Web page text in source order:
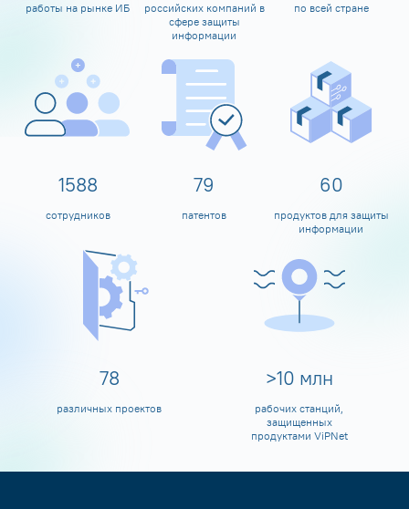
работы на рынке ИБ
российских компаний в
сфере защиты
информации
по всей стране
1600
сотрудников
80
патентов
60
продуктов для защиты
информации
80
различных проектов
>10 млн
рабочих станций,
защищенных
продуктами ViPNet